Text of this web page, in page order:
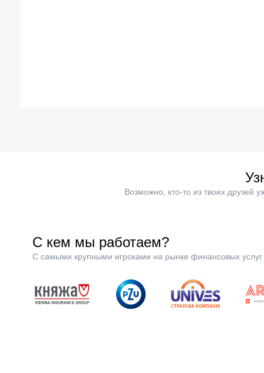
Возможно, кто-то из твоих друзей
С кем мы работаем?
С самыми крупными игроками на рынке финансовых услуг